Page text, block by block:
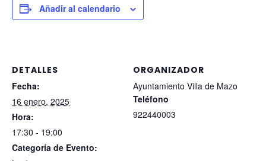
Añadir al calendario
DETALLES
Fecha:
16 enero, 2025
Hora:
17:30 - 19:00
Categoría de Evento:
ORGANIZADOR
Ayuntamiento Villa de Mazo
Teléfono
922440003